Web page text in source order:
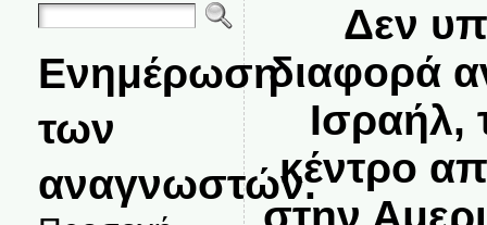
Ενημέρωση
των
αναγνωστών.
Δεν
διαφορά
Ισραήλ,
κέντρο